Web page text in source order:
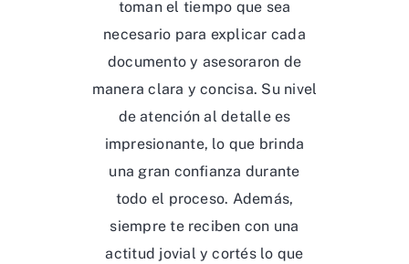
toman el tiempo que sea
necesario para explicar cada
documento y asesoraron de
manera clara y concisa. Su nivel
de atención al detalle es
impresionante, lo que brinda
una gran confianza durante
todo el proceso. Además,
siempre te reciben con una
actitud jovial y cortés lo que